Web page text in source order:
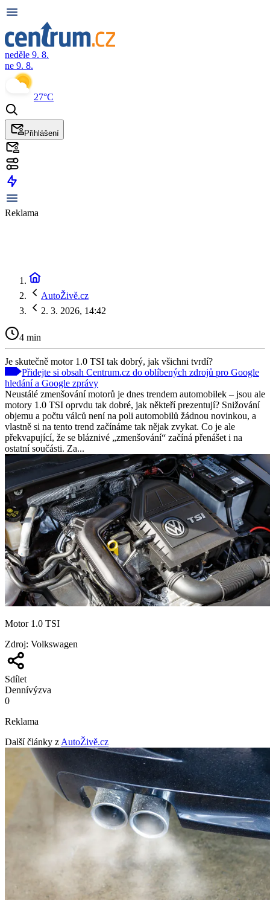
neděle 9. 8.
ne 9. 8.
27°C
Přihlášení
Reklama
AutoŽivě.cz
2. 3. 2026, 14:42
4 min
Je skutečně motor 1.0 TSI tak dobrý, jak všichni tvrdí?
Přidejte si obsah Centrum.cz do oblíbených zdrojů pro Google
hledání a Google zprávy
Neustálé zmenšování motorů je dnes trendem automobilek – jsou ale
motory 1.0 TSI oprvdu tak dobré, jak někteří prezentují? Snižování
objemu a počtu válců není na poli automobilů žádnou novinkou, a
vlastně si na tento trend začínáme tak nějak zvykat. Co je ale
překvapující, že se bláznivé „zmenšování“ začíná přenášet i na
ostatní součásti. Za...
Motor 1.0 TSI
Zdroj: Volkswagen
Sdílet
Dennívýzva
0
Reklama
Další články z AutoŽivě.cz